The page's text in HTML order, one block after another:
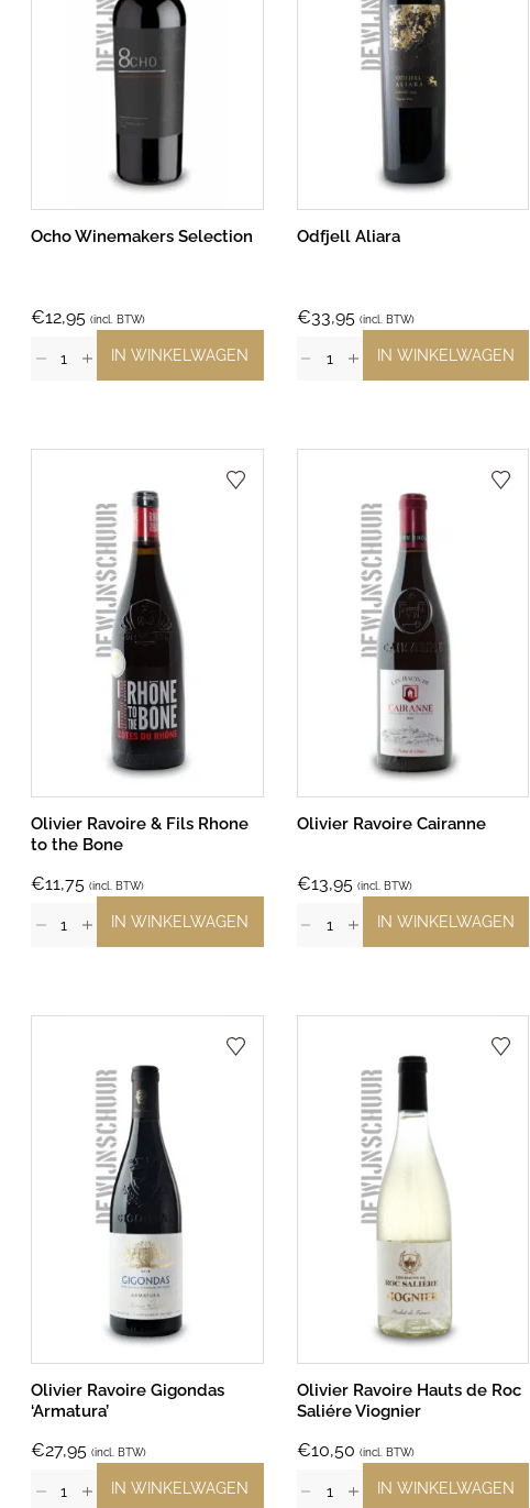
Ocho Winemakers Selection
€12,95 (incl. BTW)
IN WINKELWAGEN
Odfjell Aliara
€33,95 (incl. BTW)
IN WINKELWAGEN
Olivier Ravoire & Fils Rhone
to the Bone
€11,75 (incl. BTW)
IN WINKELWAGEN
Olivier Ravoire Cairanne
€13,95 (incl. BTW)
IN WINKELWAGEN
Olivier Ravoire Gigondas
‘Armatura’
€27,95 (incl. BTW)
IN WINKELWAGEN
Olivier Ravoire Hauts de Roc
Saliére Viognier
€10,50 (incl. BTW)
IN WINKELWAGEN